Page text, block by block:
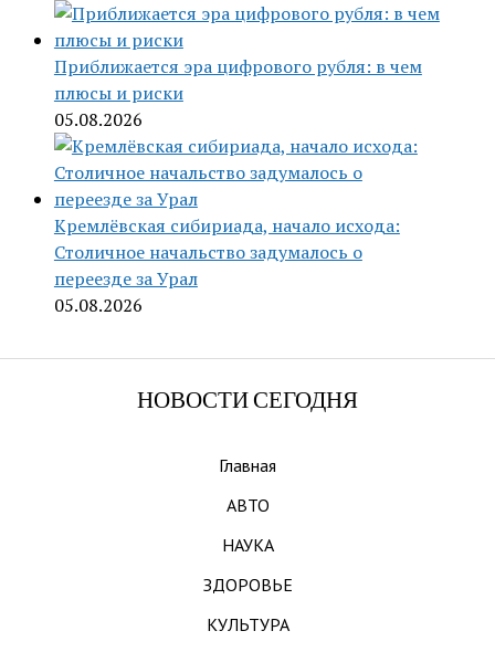
Приближается эра цифрового рубля: в чем
плюсы и риски
05.08.2026
Кремлёвская сибириада, начало исхода:
Столичное начальство задумалось о
переезде за Урал
05.08.2026
НОВОСТИ СЕГОДНЯ
Главная
АВТО
НАУКА
ЗДОРОВЬЕ
КУЛЬТУРА